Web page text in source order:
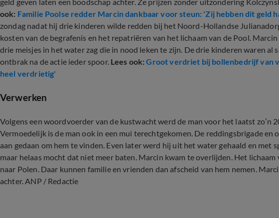
ook: Familie Poolse redder Marcin dankbaar voor steun: 'Zij hebben dit geld
zondag nadat hij drie kinderen wilde redden bij het Noord-Hollandse
kosten van de begrafenis en het repatriëren van het lichaam van de Pool.
drie meisjes in het water zag die in nood leken te zijn. De drie kinderen waren al
ontbrak na de actie ieder spoor. Lees ook:Groot verdriet bij bollenbedrijf van
heel verdrietig'
Verwerken
Volgens een woordvoerder van de kustwacht werd de man voor het laatst zo’n
Vermoedelijk is de man ook in een mui terechtgekomen. De reddingsbrigade en
aan gedaan om hem te vinden. Even later werd hij uit het water gehaald en met
maar helaas mocht dat niet meer baten. Marcin kwam te overlijden. Het
naar Polen. Daar kunnen familie en vrienden dan afscheid van hem nemen.
achter. ANP / Redactie